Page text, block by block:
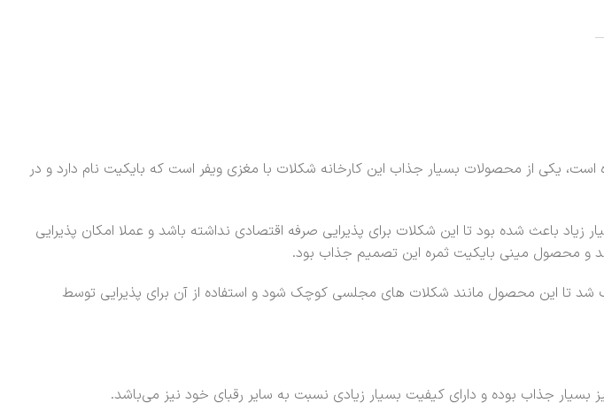
یکی از محصولات بسیار جذاب این کارخانه شکلات با مغزی ویفر است که بایکیت نام دارد و در
باعث شده بود تا این شکلات برای پذیرایی صرفه اقتصادی نداشته باشد و عملا امکان پذیرایی
و محصول مینی بایکیت ثمره این تصمیم جذاب بود.
تا این محصول مانند شکلات های مجلسی کوچک شود و استفاده از آن برای پذیرایی توسط
جذاب بوده و دارای کیفیت بسیار زیادی نسبت به سایر رقبای خود نیز می‌باشد.